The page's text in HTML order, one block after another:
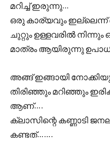
മറിച്ച് ഇരുന്നു…
ഒരു കാര്യവും ഇല്ലെന്ന്
ചുറ്റും ഉള്ളവരിൽ
മാത്രം ആയിരുന്നു
അങ്ങ് ഇങ്ങായി
തിരിഞ്ഞും മറിഞ്ഞും
ആണ്….
ക്ലാസിന്റെ കണ്ണാടി
കണ്ടത്…….